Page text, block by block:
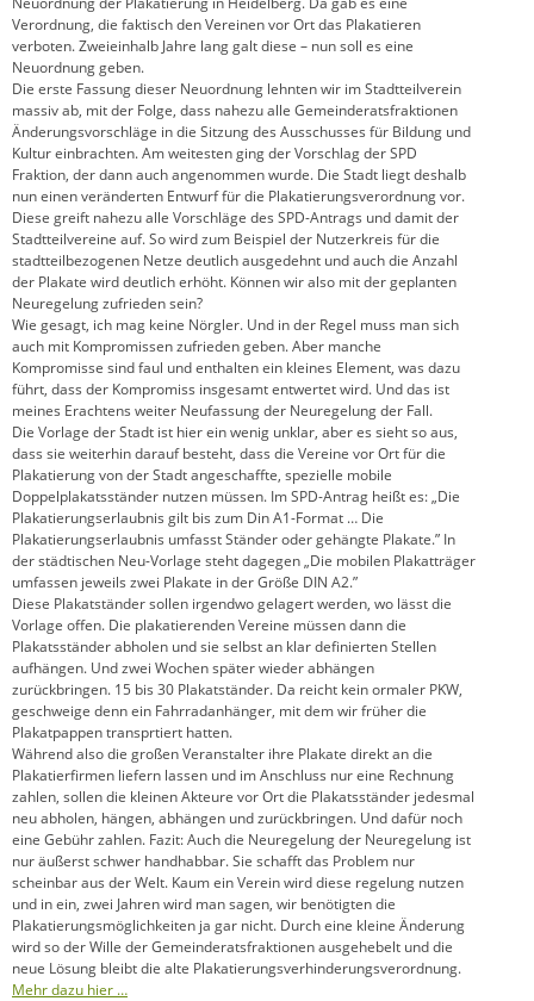
Verordnung, die faktisch den Vereinen vor Ort das Plakatieren
verboten. Zweieinhalb Jahre lang galt diese – nun soll es eine
Neuordnung geben.
Die erste Fassung dieser Neuordnung lehnten wir im Stadtteilverein
massiv ab, mit der Folge, dass nahezu alle Gemeinderatsfraktionen
Änderungsvorschläge in die Sitzung des Ausschusses für Bildung und
Kultur einbrachten. Am weitesten ging der Vorschlag der SPD
Fraktion, der dann auch angenommen wurde. Die Stadt liegt deshalb
nun einen veränderten Entwurf für die Plakatierungsverordnung vor.
Diese greift nahezu alle Vorschläge des SPD-Antrags und damit der
Stadtteilvereine auf. So wird zum Beispiel der Nutzerkreis für die
stadtteilbezogenen Netze deutlich ausgedehnt und auch die Anzahl
der Plakate wird deutlich erhöht. Können wir also mit der geplanten
Neuregelung zufrieden sein?
Wie gesagt, ich mag keine Nörgler. Und in der Regel muss man sich
auch mit Kompromissen zufrieden geben. Aber manche
Kompromisse sind faul und enthalten ein kleines Element, was dazu
führt, dass der Kompromiss insgesamt entwertet wird. Und das ist
meines Erachtens weiter Neufassung der Neuregelung der Fall.
Die Vorlage der Stadt ist hier ein wenig unklar, aber es sieht so aus,
dass sie weiterhin darauf besteht, dass die Vereine vor Ort für die
Plakatierung von der Stadt angeschaffte, spezielle mobile
Doppelplakatsständer nutzen müssen. Im SPD-Antrag heißt es: „Die
Plakatierungserlaubnis gilt bis zum Din A1-Format … Die
Plakatierungserlaubnis umfasst Ständer oder gehängte Plakate.” In
der städtischen Neu-Vorlage steht dagegen „Die mobilen Plakatträger
umfassen jeweils zwei Plakate in der Größe DIN A2.”
Diese Plakatständer sollen irgendwo gelagert werden, wo lässt die
Vorlage offen. Die plakatierenden Vereine müssen dann die
Plakatsständer abholen und sie selbst an klar definierten Stellen
aufhängen. Und zwei Wochen später wieder abhängen
zurückbringen. 15 bis 30 Plakatständer. Da reicht kein ormaler PKW,
geschweige denn ein Fahrradanhänger, mit dem wir früher die
Plakatpappen transprtiert hatten.
Während also die großen Veranstalter ihre Plakate direkt an die
Plakatierfirmen liefern lassen und im Anschluss nur eine Rechnung
zahlen, sollen die kleinen Akteure vor Ort die Plakatsständer jedesmal
neu abholen, hängen, abhängen und zurückbringen. Und dafür noch
eine Gebühr zahlen. Fazit: Auch die Neuregelung der Neuregelung ist
nur äußerst schwer handhabbar. Sie schafft das Problem nur
scheinbar aus der Welt. Kaum ein Verein wird diese regelung nutzen
und in ein, zwei Jahren wird man sagen, wir benötigten die
Plakatierungsmöglichkeiten ja gar nicht. Durch eine kleine Änderung
wird so der Wille der Gemeinderatsfraktionen ausgehebelt und die
neue Lösung bleibt die alte Plakatierungsverhinderungsverordnung.
Mehr dazu hier …